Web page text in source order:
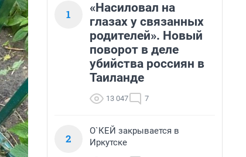
1
«Насиловал на
глазах у связанных
родителей». Новый
поворот в деле
убийства россиян в
Таиланде
13 047 7
2
О`КЕЙ закрывается в
Иркутске